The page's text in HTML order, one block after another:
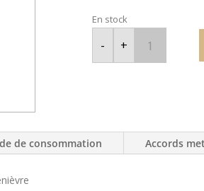
En stock
-
quantité
Monsieur
Gin
+
de consommation Accords